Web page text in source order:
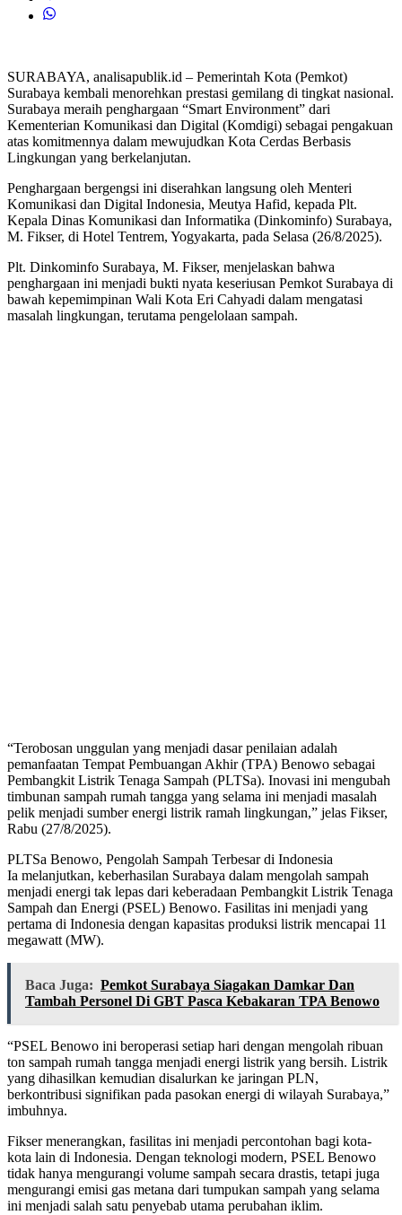
SURABAYA, analisapublik.id – Pemerintah Kota (Pemkot)
Surabaya kembali menorehkan prestasi gemilang di tingkat nasional.
Surabaya meraih penghargaan “Smart Environment” dari
Kementerian Komunikasi dan Digital (Komdigi) sebagai pengakuan
atas komitmennya dalam mewujudkan Kota Cerdas Berbasis
Lingkungan yang berkelanjutan.
Penghargaan bergengsi ini diserahkan langsung oleh Menteri
Komunikasi dan Digital Indonesia, Meutya Hafid, kepada Plt.
Kepala Dinas Komunikasi dan Informatika (Dinkominfo) Surabaya,
M. Fikser, di Hotel Tentrem, Yogyakarta, pada Selasa (26/8/2025).
Plt. Dinkominfo Surabaya, M. Fikser, menjelaskan bahwa
penghargaan ini menjadi bukti nyata keseriusan Pemkot Surabaya di
bawah kepemimpinan Wali Kota Eri Cahyadi dalam mengatasi
masalah lingkungan, terutama pengelolaan sampah.
“Terobosan unggulan yang menjadi dasar penilaian adalah
pemanfaatan Tempat Pembuangan Akhir (TPA) Benowo sebagai
Pembangkit Listrik Tenaga Sampah (PLTSa). Inovasi ini mengubah
timbunan sampah rumah tangga yang selama ini menjadi masalah
pelik menjadi sumber energi listrik ramah lingkungan,” jelas Fikser,
Rabu (27/8/2025).
PLTSa Benowo, Pengolah Sampah Terbesar di Indonesia
Ia melanjutkan, keberhasilan Surabaya dalam mengolah sampah
menjadi energi tak lepas dari keberadaan Pembangkit Listrik Tenaga
Sampah dan Energi (PSEL) Benowo. Fasilitas ini menjadi yang
pertama di Indonesia dengan kapasitas produksi listrik mencapai 11
megawatt (MW).
Baca Juga: Pemkot Surabaya Siagakan Damkar Dan
Tambah Personel Di GBT Pasca Kebakaran TPA Benowo
“PSEL Benowo ini beroperasi setiap hari dengan mengolah ribuan
ton sampah rumah tangga menjadi energi listrik yang bersih. Listrik
yang dihasilkan kemudian disalurkan ke jaringan PLN,
berkontribusi signifikan pada pasokan energi di wilayah Surabaya,”
imbuhnya.
Fikser menerangkan, fasilitas ini menjadi percontohan bagi kota-
kota lain di Indonesia. Dengan teknologi modern, PSEL Benowo
tidak hanya mengurangi volume sampah secara drastis, tetapi juga
mengurangi emisi gas metana dari tumpukan sampah yang selama
ini menjadi salah satu penyebab utama perubahan iklim.